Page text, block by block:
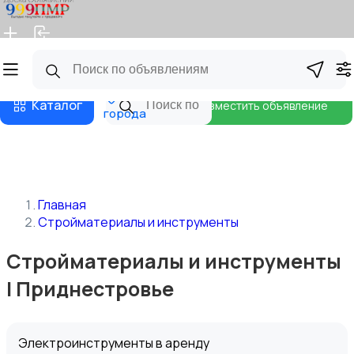
Главная
Каталог
города
Разместить объявление
Главная
Стройматериалы и инструменты
Стройматериалы и инструменты
| Приднестровье
Электроинструменты в аренду